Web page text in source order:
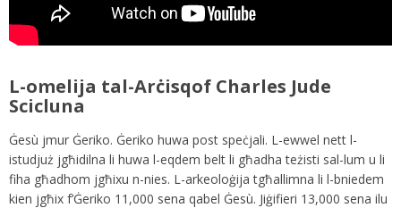
L-omelija tal-Arċisqof Charles Jude
Scicluna
Ġesù jmur Ġeriko. Ġeriko huwa post speċjali. L-ewwel nett l-
istudjuż jgħidilna li huwa l-eqdem belt li għadha teżisti sal-lum u li
fiha għadhom jgħixu n-nies. L-arkeoloġija tgħallimna li l-bniedem
kien jgħix f’Ġeriko 11,000 sena qabel Ġesù. Jiġifieri 13,000 sena ilu